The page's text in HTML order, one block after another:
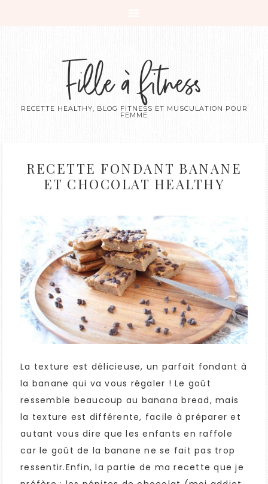
Fille à fitness
RECETTE HEALTHY, BLOG FITNESS ET MUSCULATION POUR
FEMME
RECETTE FONDANT BANANE
ET CHOCOLAT HEALTHY
La texture est délicieuse, un parfait fondant à
la banane qui va vous régaler ! Le goût
ressemble beaucoup au banana bread, mais
la texture est différente, facile à préparer et
autant vous dire que les enfants en raffole
car le goût de la banane ne se fait pas trop
ressentir.Enfin, la partie de ma recette que je